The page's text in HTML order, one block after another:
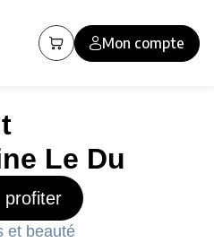
Mon compte
Le Du
profiter
et beauté